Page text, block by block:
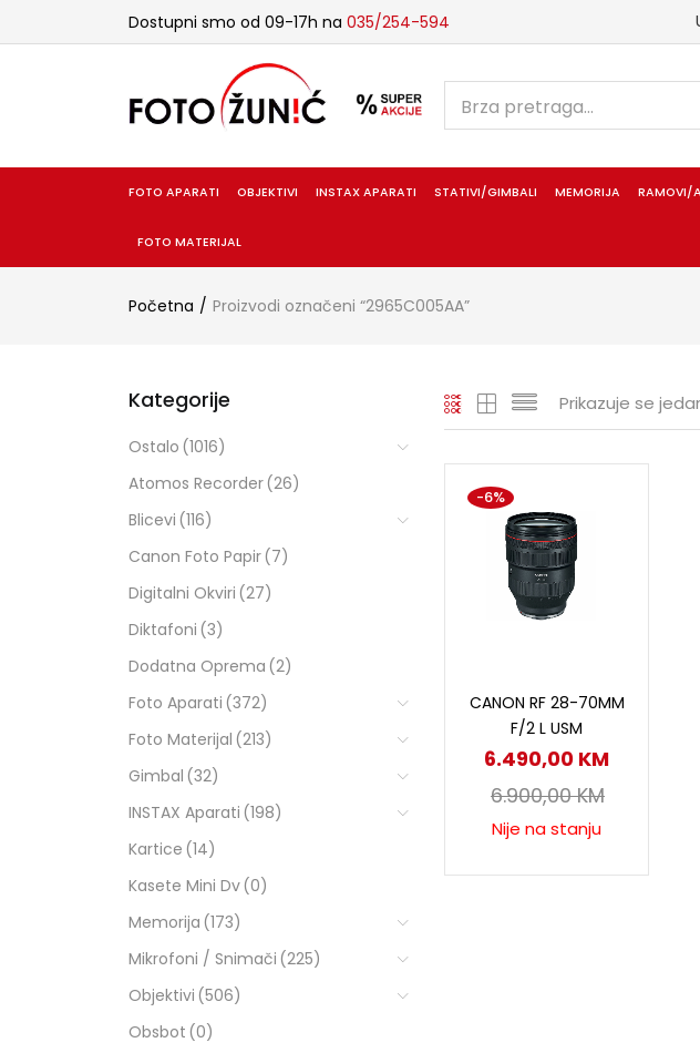
Dostupni smo od 09-17h na 035/254-594
FOTO APARATI OBJEKTIVI INSTAX APARATI STATIVI/GIMBALI MEMORIJA RAMOVI/
FOTO MATERIJAL
Početna Proizvodi označeni “2965C005AA”
Prikazuje se
CANON RF 28-70MM
F/2 L USM
6.490,00 KM
6.900,00KM
-6%
Nije na stanju
Kategorije
Ostalo (1016)
Atomos Recorder(26)
Blicevi (116)
Canon Foto Papir(7)
Digitalni Okviri (27)
Diktafoni (3)
Dodatna Oprema (2)
Foto Aparati (372)
Foto Materijal (213)
Gimbal (32)
INSTAX Aparati (198)
Kartice (14)
Kasete Mini Dv(0)
Memorija (173)
Mikrofoni / Snimači (225)
Objektivi (506)
Obsbot (0)